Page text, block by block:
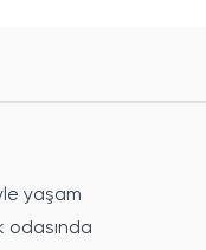
yaşam
odasında